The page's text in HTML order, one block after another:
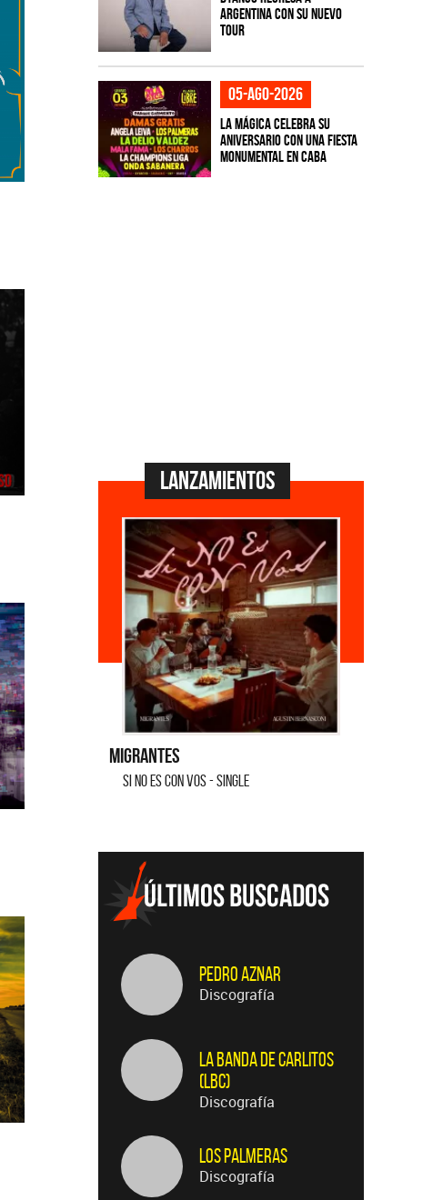
Argentina con su nuevo
tour
05-ago-2026
La Mágica celebra su
aniversario con una fiesta
monumental en CABA
Lanzamientos
Migrantes
SI NO ES CON VOS - SINGLE
Pedro Aznar
Discografía
La Banda de Carlitos
(LBC)
Discografía
Los Palmeras
Discografía